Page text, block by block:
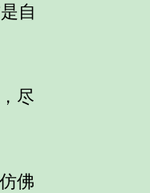
自
尽
佛